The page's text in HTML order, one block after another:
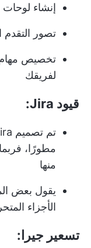
إنشاء
تصور التقدم
تخصيص مهام
لفريقك
قيود Jira:
مطورًا،
منها
يقول بعض
الأجزاء
تسعير جيرا: